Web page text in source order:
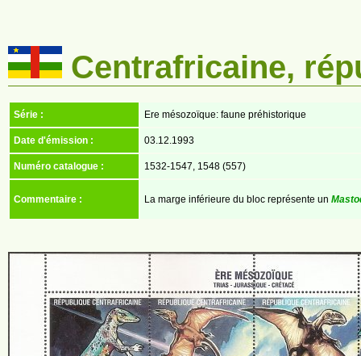
Centrafricaine,
Série : Ere mésozoïque: faune préhistorique
Date d'émission : 03.12.1993
Numéro catalogue : 1532-1547, 1548 (557)
Commentaire : La marge inférieure du bloc représente un